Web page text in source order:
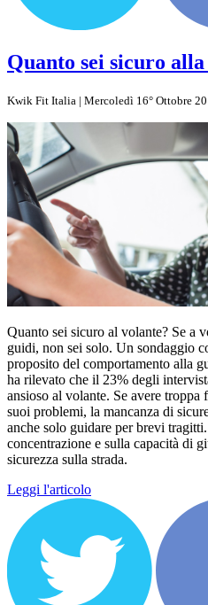
Quanto sei sicuro
Kwik Fit Italia | Mercoledì 16° Ottobre
Quanto sei sicuro al volante? Se a
guidi, non sei solo. Un sondaggio
proposito del comportamento alla
ha rilevato che il 23% degli
ansioso al volante. Se avere troppa
suoi problemi, la mancanza di
anche solo guidare per brevi
concentrazione e sulla capacità di
sicurezza sulla strada.
Leggi l'articolo